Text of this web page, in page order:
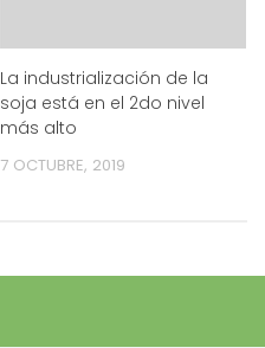
La industrialización de la
soja está en el 2do nivel
más alto
7 OCTUBRE, 2019